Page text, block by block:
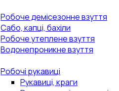
Робоче демісезонне взуття
Сабо, капці, бахіли
Робоче утеплене взуття
Водонепроникне взуття
Робочі рукавиці
Рукавиці, краги